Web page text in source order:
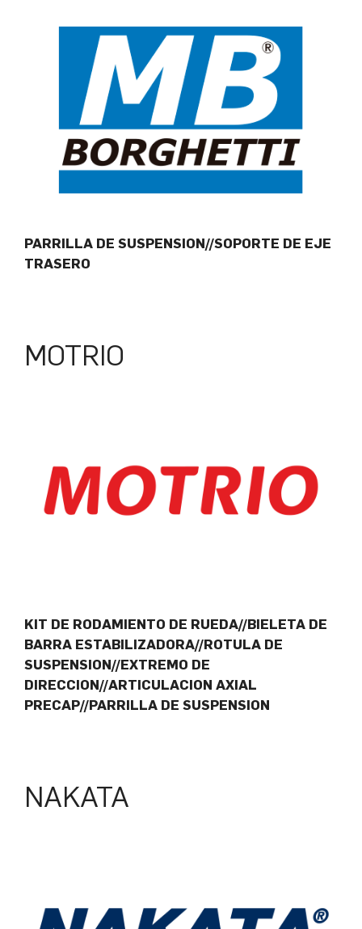
PARRILLA DE SUSPENSION//SOPORTE DE EJE
TRASERO
MOTRIO
KIT DE RODAMIENTO DE RUEDA//BIELETA DE
BARRA ESTABILIZADORA//ROTULA DE
SUSPENSION//EXTREMO DE
DIRECCION//ARTICULACION AXIAL
PRECAP//PARRILLA DE SUSPENSION
NAKATA